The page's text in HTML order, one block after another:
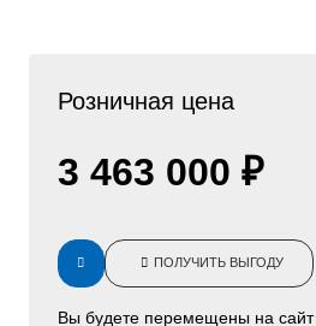
Розничная цена
3 463 000 ₽
ПОЛУЧИТЬ ВЫГОДУ
Вы будете перемещены на сайт